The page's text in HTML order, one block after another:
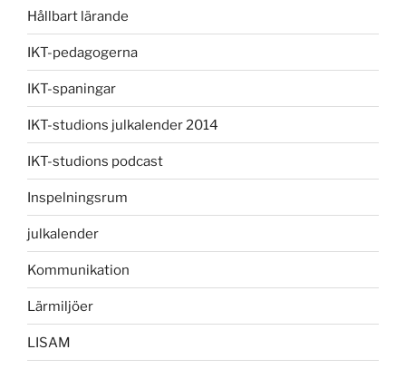
Hållbart lärande
IKT-pedagogerna
IKT-spaningar
IKT-studions julkalender 2014
IKT-studions podcast
Inspelningsrum
julkalender
Kommunikation
Lärmiljöer
LISAM